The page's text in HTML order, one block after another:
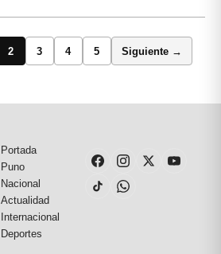
2 3 4 5 Siguiente →
Portada
Puno
Nacional
Actualidad
Internacional
Deportes